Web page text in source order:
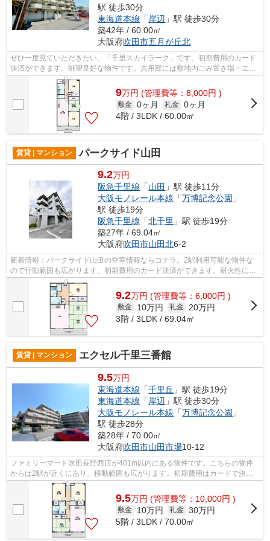
駅 徒歩30分
東海道本線 「 岸辺 」駅 徒歩30分
築42年 / 60.00㎡
大阪府吹田市五月が丘北
ぜひ一度見ていただきたい、「千里スカイラーク」です。初期費用のカード
決済ができます。眺望良好な物件です。共用部には敷地内ごみ置き場・エレ
ベータなどが揃っております。自分好...
9万円 (管理費等：8,000円 )
敷金 0ヶ月 礼金 0ヶ月
4階 / 3LDK / 60.00㎡
賃貸 | マンション パークサイド山田
9.2万円
阪急千里線 「山田 」駅 徒歩11分
大阪モノレール本線 「万博記念公園 」
駅 徒歩19分
阪急千里線 「北千里 」駅 徒歩19分
築27年 / 69.04㎡
大阪府吹田市山田北6-2
新着情報：パークサイド山田の空室情報ならコチラ。2駅利用可能な物件な
ので行動範囲も広がります。初期費用のカード決済ができます。耐火性に優
れているRC構造を物件選びで注目してみ...
9.2万円 (管理費等：6,000円 )
敷金 10万円 礼金
20万円
3階 / 3LDK / 69.04㎡
賃貸 | マンション エクセル千里三番館
9.5万円
東海道本線 「千里丘 」駅 徒歩19分
東海道本線 「岸辺 」駅 徒歩30分
大阪モノレール本線 「万博記念公園 」
駅 徒歩28分
築28年 / 70.00㎡
大阪府吹田市山田市場10-12
ファミリーマート吹田長野西店が401m以内にある物件です。こちらの物件
からは2駅が近くにあり、移動範囲も広がります。初期費用はカードで決済
いただけます。共用部には敷地内ごみ置き...
9.5万円 (管理費等：10,000円 )
敷金 10万円 礼金 30万円
5階 / 3LDK / 70.00㎡